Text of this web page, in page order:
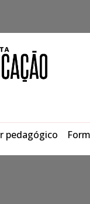
pedagógico